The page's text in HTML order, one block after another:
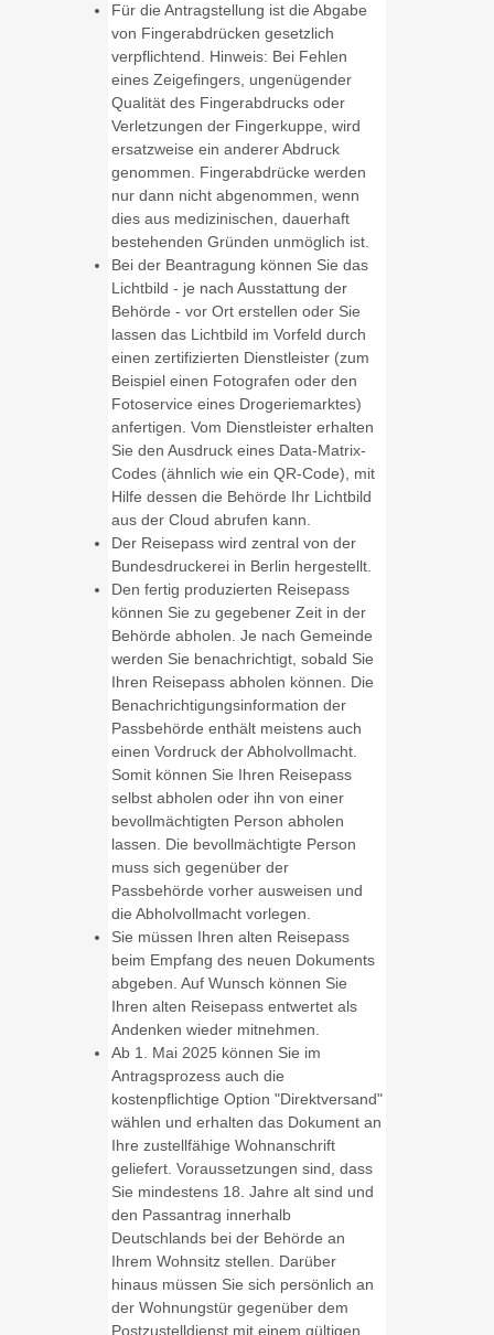
Für die Antragstellung ist die Abgabe
von Fingerabdrücken gesetzlich
verpflichtend.
Hinweis: Bei Fehlen
eines Zeigefingers, ungenügender
Qualität des Fingerabdrucks oder
Verletzungen der Fingerkuppe, wird
ersatzweise ein anderer Abdruck
genommen. Fingerabdrücke werden
nur dann nicht abgenommen, wenn
dies aus medizinischen, dauerhaft
bestehenden Gründen unmöglich ist.
Bei der Beantragung können Sie das
Lichtbild - je nach Ausstattung der
Behörde - vor Ort erstellen oder Sie
lassen das Lichtbild im Vorfeld durch
einen zertifizierten Dienstleister (zum
Beispiel einen Fotografen oder den
Fotoservice eines Drogeriemarktes)
anfertigen. Vom Dienstleister erhalten
Sie den Ausdruck eines Data-Matrix-
Codes (ähnlich wie ein QR-Code), mit
Hilfe dessen die Behörde Ihr Lichtbild
aus der Cloud abrufen kann.
Der Reisepass wird zentral von der
Bundesdruckerei in Berlin hergestellt.
Den fertig produzierten Reisepass
können Sie zu gegebener Zeit in der
Behörde abholen. Je nach Gemeinde
werden Sie benachrichtigt, sobald Sie
Ihren Reisepass abholen können. Die
Benachrichtigungsinformation der
Passbehörde enthält meistens auch
einen Vordruck der Abholvollmacht.
Somit können Sie Ihren Reisepass
selbst abholen oder ihn von einer
bevollmächtigten Person abholen
lassen. Die bevollmächtigte Person
muss sich gegenüber der
Passbehörde vorher ausweisen und
die Abholvollmacht vorlegen.
Sie müssen Ihren alten Reisepass
beim Empfang des neuen Dokuments
abgeben. Auf Wunsch können Sie
Ihren alten Reisepass entwertet als
Andenken wieder mitnehmen.
Ab 1. Mai 2025 können Sie im
Antragsprozess auch die
kostenpflichtige Option "Direktversand"
wählen und erhalten das Dokument an
Ihre zustellfähige Wohnanschrift
geliefert. Voraussetzungen sind, dass
Sie mindestens 18. Jahre alt sind und
den Passantrag innerhalb
Deutschlands bei der Behörde an
Ihrem Wohnsitz stellen. Darüber
hinaus müssen Sie sich persönlich an
der Wohnungstür gegenüber dem
Postzustelldienst mit einem gültigen